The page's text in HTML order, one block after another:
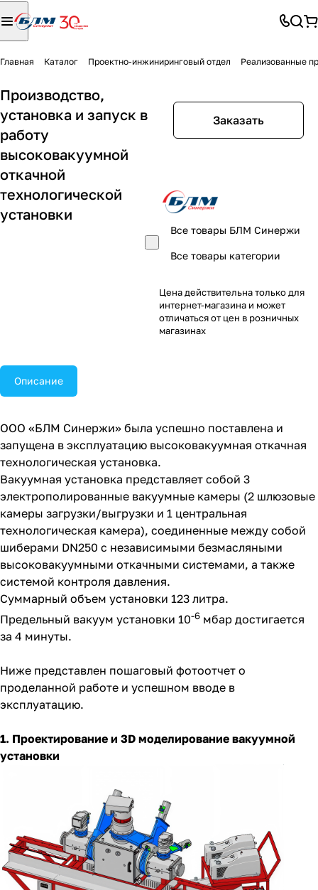
Главная Каталог Проектно-инжиниринговый отдел Реализованные
Производство,
установка и запуск в
работу
высоковакуумной
откачной
технологической
установки
Заказать
Все товары БЛМ Синержи
Все товары категории
Цена действительна только для
интернет-магазина и может
отличаться от цен в розничных
магазинах
Описание
ООО «БЛМ Синержи» была успешно поставлена и
запущена в эксплуатацию высоковакуумная откачная
технологическая установка.
Вакуумная установка представляет собой 3
электрополированные вакуумные камеры (2 шлюзовые
камеры загрузки/выгрузки и 1 центральная
технологическая камера), соединенные между собой
шиберами DN250 c независимыми безмасляными
высоковакуумными откачными системами, а также
системой контроля давления.
Суммарный объем установки 123 литра.
Предельный вакуум установки 10-6 мбар достигается
за 4 минуты.
Ниже представлен пошаговый фотоотчет о
проделанной работе и успешном вводе в
эксплуатацию.
1. Проектирование и 3D моделирование вакуумной
установки